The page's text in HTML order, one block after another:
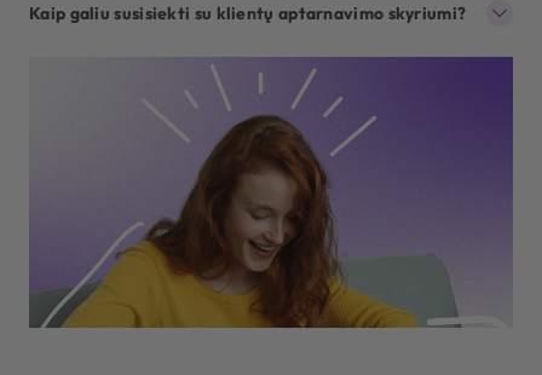
Kaip galiu susisiekti su klientų aptarnavimo skyriumi?